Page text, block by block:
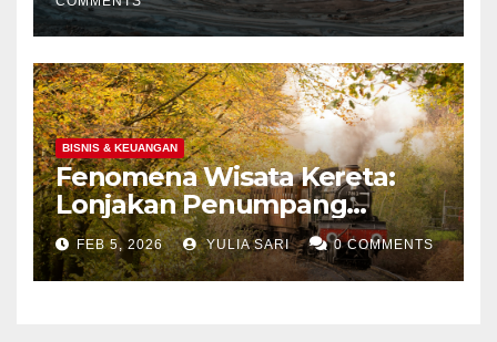
BISNIS & KEUANGAN
Fenomena Wisata Kereta:
Lonjakan Penumpang
Panoramic di Jawa dan
Upaya Menghidupkan
Kembali Jalur Bersejarah di
FEB 5, 2026 YULIA SARI 0 COMMENTS